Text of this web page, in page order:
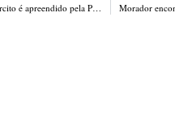
Menor acusado de matar a tiros sargento do Exército é apreendido pela Polícia Civil do Piauí